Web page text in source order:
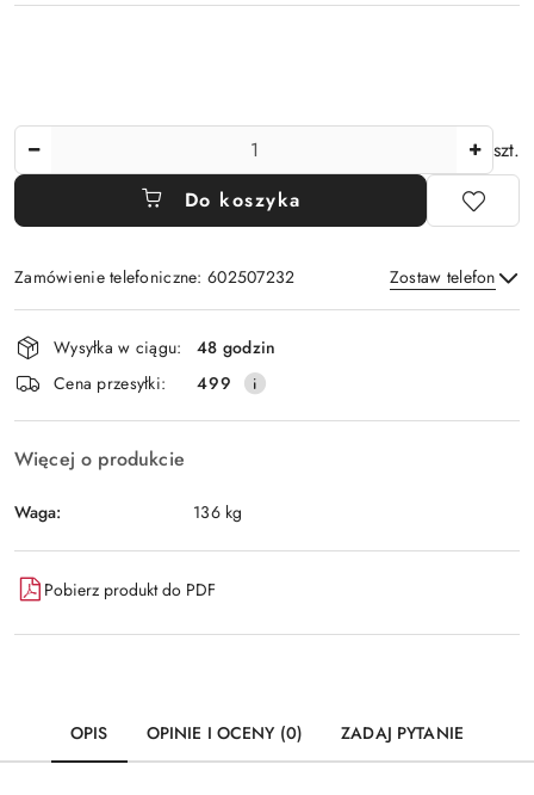
szt.
Do koszyka
Zamówienie telefoniczne: 602507232 Zostaw telefon
Wyślij
Dostępność
i
dostawa
Wysyłka w ciągu:
48 godzin
Cena przesyłki:
499
Więcej o produkcie
Waga: 136 kg
Pobierz produkt do PDF
OPIS OPINIE I OCENY (0) ZADAJ PYTANIE